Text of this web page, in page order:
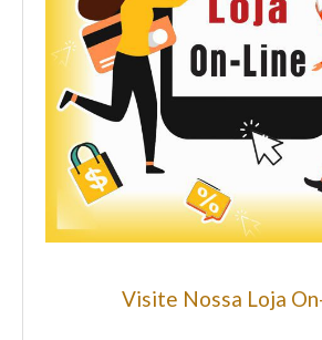
Visite Nossa Loja